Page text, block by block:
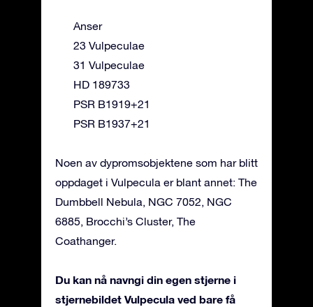
Anser
23 Vulpeculae
31 Vulpeculae
HD 189733
PSR B1919+21
PSR B1937+21
Noen av dypromsobjektene som har blitt
oppdaget i Vulpecula er blant annet: The
Dumbbell Nebula, NGC 7052, NGC
6885, Brocchi’s Cluster, The
Coathanger.
Du kan nå navngi din egen stjerne i
stjernebildet Vulpecula ved bare få